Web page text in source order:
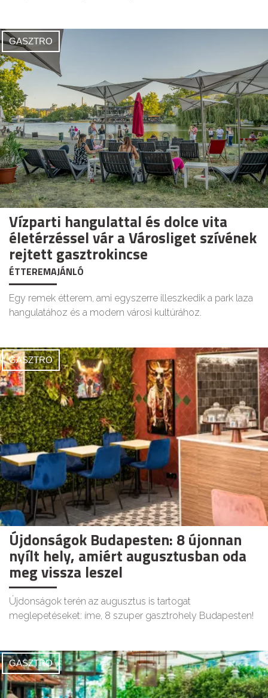
GASZTRO
Vízparti hangulattal és dolce vita
életérzéssel vár a Városliget szívének
rejtett gasztrokincse
ÉTTEREMAJÁNLÓ
Egy remek étterem, ami egyszerre illeszkedik a park laza
hangulatához és a modern városi kultúrához.
GASZTRO
Újdonságok Budapesten: 8 újonnan
nyílt hely, amiért augusztusban oda
meg vissza leszel
Újdonságok terén az augusztus is tartogat
meglepetéseket: íme, 8 szuper gasztrohely Budapesten!
GASZTRO